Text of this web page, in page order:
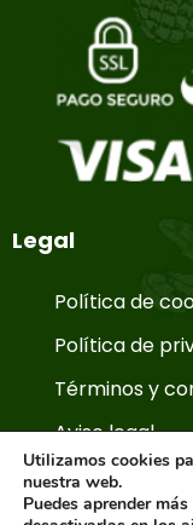
Legal
Política de
Política de
Términos y
Aviso legal
© Copyright
Utilizamos cookies
nuestra web.
Puedes aprender